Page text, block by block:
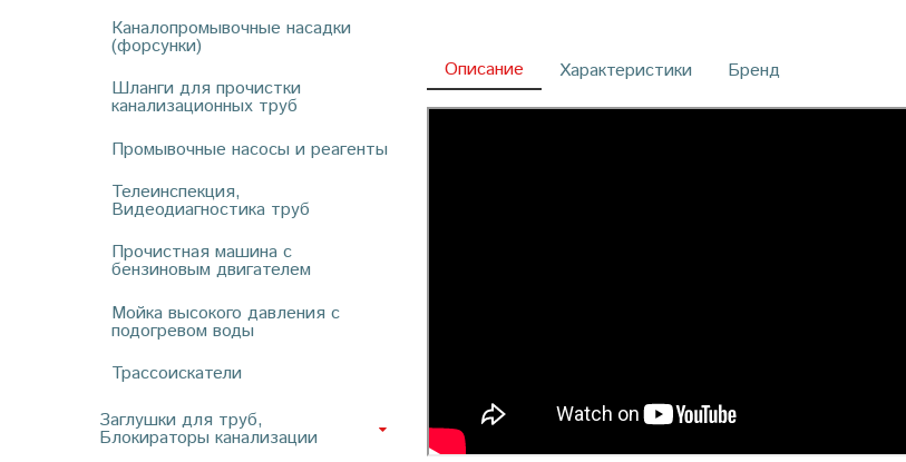
Описание Характеристики Бренд
Каналопромывочные насадки
(форсунки)
Шланги для прочистки
канализационных труб
Промывочные насосы и реагенты
Телеинспекция,
Видеодиагностика труб
Прочистная машина с
бензиновым двигателем
Мойка высокого давления с
подогревом воды
Трассоискатели
Заглушки для труб,
Блокираторы канализации